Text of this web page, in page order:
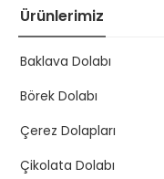
Ürünlerimiz
Baklava Dolabı
Börek Dolabı
Çerez Dolapları
Çikolata Dolabı